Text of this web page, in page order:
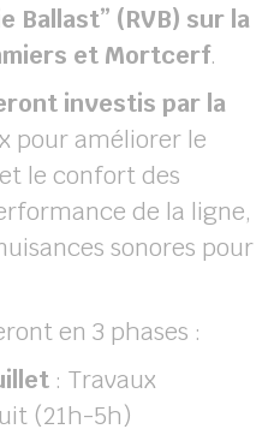
Ballast” (RVB) sur la
et Mortcerf.
investis par la
pour améliorer le
le confort des
de la ligne,
sonores pour
en 3 phases :
: Travaux
(21h-5h)